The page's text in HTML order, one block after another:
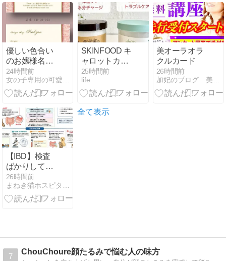
優しい色合い
のお嬢様名刺
｜花柄が上品
に輝く大人か
わいいデザイ
24時間前
女の子専用の可愛いデザインの名刺屋さん
SKINFOOD キ
ャロットカロ
テンウォータ
ーパッド・レ
モングラスナ
ド5パッドの
25時間前
life
美オーラオラ
クルカード
26時間前
加妃のブログ 美オーラ開運アドバイザーの毎日
【IBD】検査
ばかりして、
治らない？ ＃
ビタミンＤ＃
ＩＢＤ
26時間前
まねき猫ホスピタル院長 獣医師石井万寿美 動物と一緒に。
全て表示
7
ChouChoure顔たるみで悩む人の味方